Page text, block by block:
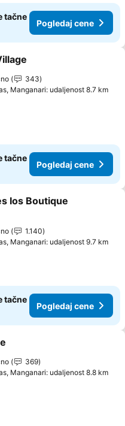
tačne
Pogledaj cene
u favorite
343
Manganari: udaljenost 8.7 km
tačne
Pogledaj cene
u favorite
Ios Boutique
1.140
Manganari: udaljenost 9.7 km
tačne
Pogledaj cene
u favorite
369
Manganari: udaljenost 8.8 km